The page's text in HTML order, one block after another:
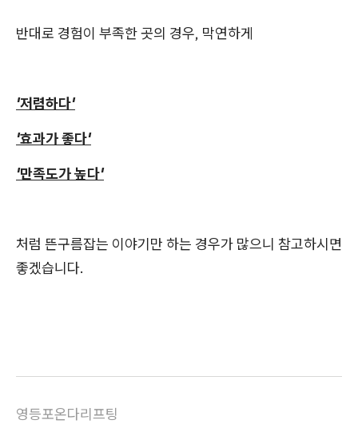
반대로 경험이 부족한 곳의 경우, 막연하게
'저렴하다'
'효과가 좋다'
'만족도가 높다'
처럼 뜬구름잡는 이야기만 하는 경우가 많으니 참고하시면
좋겠습니다.
영등포온다리프팅